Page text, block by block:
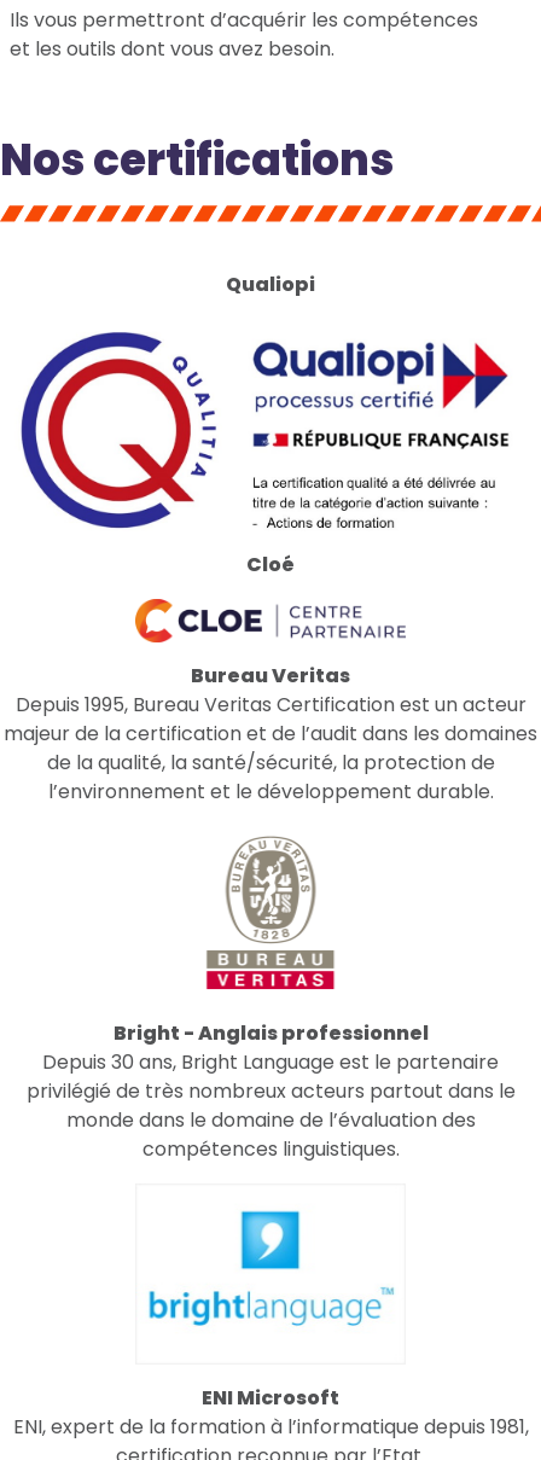
Ils vous permettront d’acquérir les compétences
et les outils dont vous avez besoin.
Nos certifications
Qualiopi
Cloé
Bureau Veritas
Depuis 1995, Bureau Veritas Certification est un acteur
majeur de la certification et de l’audit dans les domaines
de la qualité, la santé/sécurité, la protection de
l’environnement et le développement durable.
Bright - Anglais professionnel
Depuis 30 ans, Bright Language est le partenaire
privilégié de très nombreux acteurs partout dans le
monde dans le domaine de l’évaluation des
compétences linguistiques.
ENI Microsoft
ENI, expert de la formation à l’informatique depuis 1981,